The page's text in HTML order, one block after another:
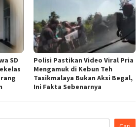
SD
Polisi Pastikan Video Viral Pria
Mengamuk di Kebun Teh
Tasikmalaya Bukan Aksi Begal,
Ini Fakta Sebenarnya